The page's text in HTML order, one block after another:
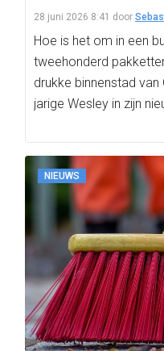
28 juni 2026 8:41 door
Hoe is het om in een
tweehonderd
drukke binnenstad
jarige Wesley in zijn
NIEUWS